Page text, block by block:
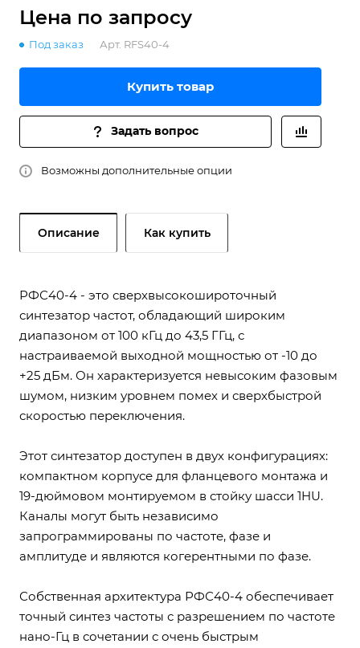
Цена по запросу
Под заказ Арт. RFS40-4
Купить товар
Задать вопрос
Возможны дополнительные опции
Описание Как купить
РФС40-4 - это сверхвысокошироточный
синтезатор частот, обладающий широким
диапазоном от 100 кГц до 43,5 ГГц, с
настраиваемой выходной мощностью от -10 до
+25 дБм. Он характеризуется невысоким фазовым
шумом, низким уровнем помех и сверхбыстрой
скоростью переключения.
Этот синтезатор доступен в двух конфигурациях:
компактном корпусе для фланцевого монтажа и
19-дюймовом монтируемом в стойку шасси 1HU.
Каналы могут быть независимо
запрограммированы по частоте, фазе и
амплитуде и являются когерентными по фазе.
Собственная архитектура РФС40-4 обеспечивает
точный синтез частоты с разрешением по частоте
нано-Гц в сочетании с очень быстрым